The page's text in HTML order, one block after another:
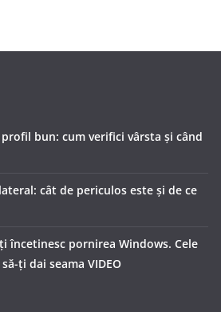
bun: cum verifici vârsta și când
cât de periculos este și de ce
încetinesc pornirea Windows. Cele
ți dai seama VIDEO